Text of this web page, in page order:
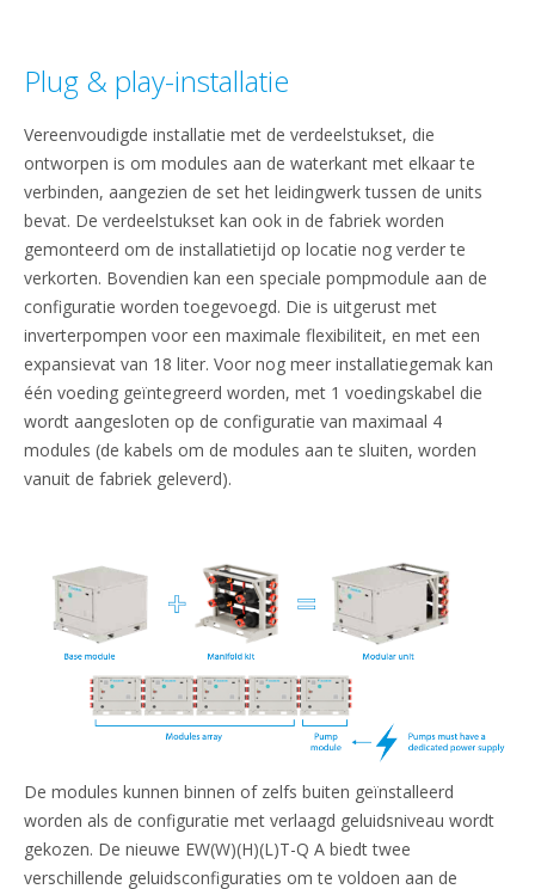
Plug & play-installatie
Vereenvoudigde installatie met de verdeelstukset, die
ontworpen is om modules aan de waterkant met elkaar te
verbinden, aangezien de set het leidingwerk tussen de units
bevat. De verdeelstukset kan ook in de fabriek worden
gemonteerd om de installatietijd op locatie nog verder te
verkorten. Bovendien kan een speciale pompmodule aan de
configuratie worden toegevoegd. Die is uitgerust met
inverterpompen voor een maximale flexibiliteit, en met een
expansievat van 18 liter. Voor nog meer installatiegemak kan
één voeding geïntegreerd worden, met 1 voedingskabel die
wordt aangesloten op de configuratie van maximaal 4
modules (de kabels om de modules aan te sluiten, worden
vanuit de fabriek geleverd).
De modules kunnen binnen of zelfs buiten geïnstalleerd
worden als de configuratie met verlaagd geluidsniveau wordt
gekozen. De nieuwe EW(W)(H)(L)T-Q A biedt twee
verschillende geluidsconfiguraties om te voldoen aan de